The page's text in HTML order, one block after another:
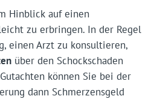
Hinblick auf einen
zu erbringen. In der Regel
einen Arzt zu konsultieren,
über den Schockschaden
können Sie bei der
dann Schmerzensgeld